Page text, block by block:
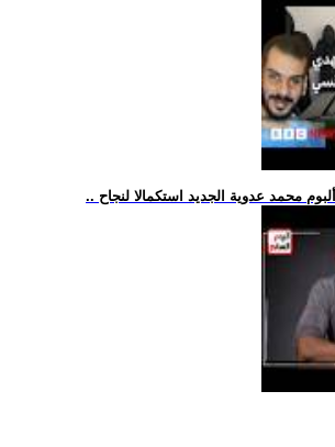
محمد عدوية الجديد استكمالا لنجاح